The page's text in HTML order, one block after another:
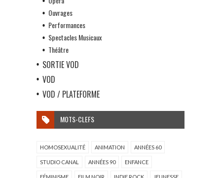
Ouvrages
Performances
Spectacles Musicaux
Théâtre
SORTIE VOD
VOD
VOD / PLATEFORME
MOTS-CLEFS
HOMOSEXUALITÉ ANIMATION ANNÉES 60
STUDIO CANAL ANNÉES 90 ENFANCE